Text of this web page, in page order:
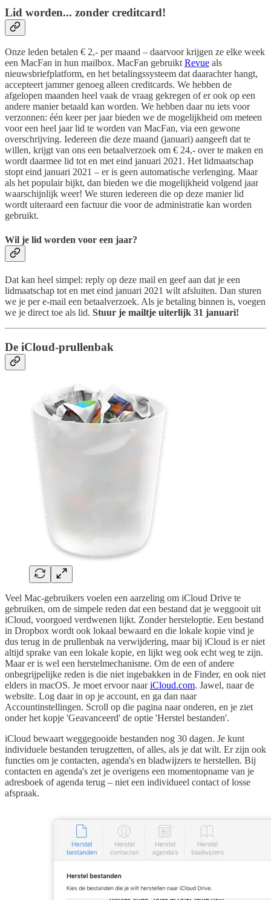
Lid worden... zonder creditcard!
Onze leden betalen € 2,- per maand – daarvoor krijgen ze elke week
een MacFan in hun mailbox. MacFan gebruiktRevue als
nieuwsbriefplatform, en het betalingssysteem dat daarachter hangt,
accepteert jammer genoeg alleen creditcards. We hebben de
afgelopen maanden heel vaak de vraag gekregen of er ook op een
andere manier betaald kan worden. We hebben daar nu iets voor
verzonnen: één keer per jaar bieden we de mogelijkheid om meteen
voor een heel jaar lid te worden van MacFan, via een gewone
overschrijving. Iedereen die deze maand (januari) aangeeft dat te
willen, krijgt van ons een betaalverzoek om € 24,- over te maken en
wordt daarmee lid tot en met eind januari 2021. Het lidmaatschap
stopt eind januari 2021 – er is geen automatische verlenging. Maar
als het populair bijkt, dan bieden we die mogelijkheid volgend jaar
waarschijnlijk weer! We sturen iedereen die op deze manier lid
wordt uiteraard een factuur die voor de administratie kan worden
gebruikt.
Wil je lid worden voor een jaar?
Dat kan heel simpel: reply op deze mail en geef aan dat je een
lidmaatschap tot en met eind januari 2021 wilt afsluiten. Dan sturen
we je per e-mail een betaalverzoek. Als je betaling binnen is, voegen
we je direct toe als lid. Stuur je mailtje uiterlijk 31 januari!
De iCloud-prullenbak
Veel Mac-gebruikers voelen een aarzeling om iCloud Drive te
gebruiken, om de simpele reden dat een bestand dat je weggooit uit
iCloud, voorgoed verdwenen lijkt. Zonder hersteloptie. Een bestand
in Dropbox wordt ook lokaal bewaard en die lokale kopie vind je
dus terug in de prullenbak na verwijdering, maar bij iCloud is er niet
altijd sprake van een lokale kopie, en lijkt weg ook echt weg te zijn.
Maar er is wel een herstelmechanisme. Om de een of andere
onbegrijpelijke reden is die niet ingebakken in de Finder, en ook niet
elders in macOS. Je moet ervoor naariCloud.com. Jawel, naar de
website. Log daar in op je account, en ga dan naar
Accountinstellingen. Scroll op die pagina naar onderen, en je ziet
onder het kopje 'Geavanceerd' de optie 'Herstel bestanden'.
iCloud bewaart weggegooide bestanden nog 30 dagen. Je kunt
individuele bestanden terugzetten, of alles, als je dat wilt. Er zijn ook
functies om je contacten, agenda's en bladwijzers te herstellen. Bij
contacten en agenda's zet je overigens een momentopname van je
adresboek of agenda terug – niet een individueel contact of losse
afspraak.